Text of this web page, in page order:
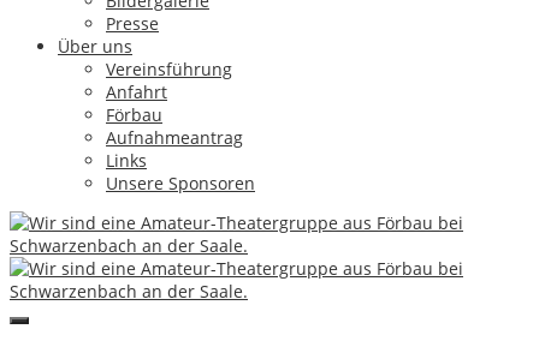
Presse
Über uns
Vereinsführung
Anfahrt
Förbau
Aufnahmeantrag
Links
Unsere Sponsoren